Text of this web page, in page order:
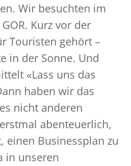
Wir besuchten im
Kurz vor der
Touristen gehört –
in der Sonne. Und
«Lass uns das
haben wir das
nicht anderen
abenteuerlich,
einen Businessplan zu
in unseren